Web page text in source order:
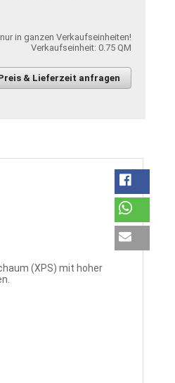
in ganzen Verkaufseinheiten!
Verkaufseinheit: 0.75 QM
& Lieferzeit anfragen
(XPS) mit hoher